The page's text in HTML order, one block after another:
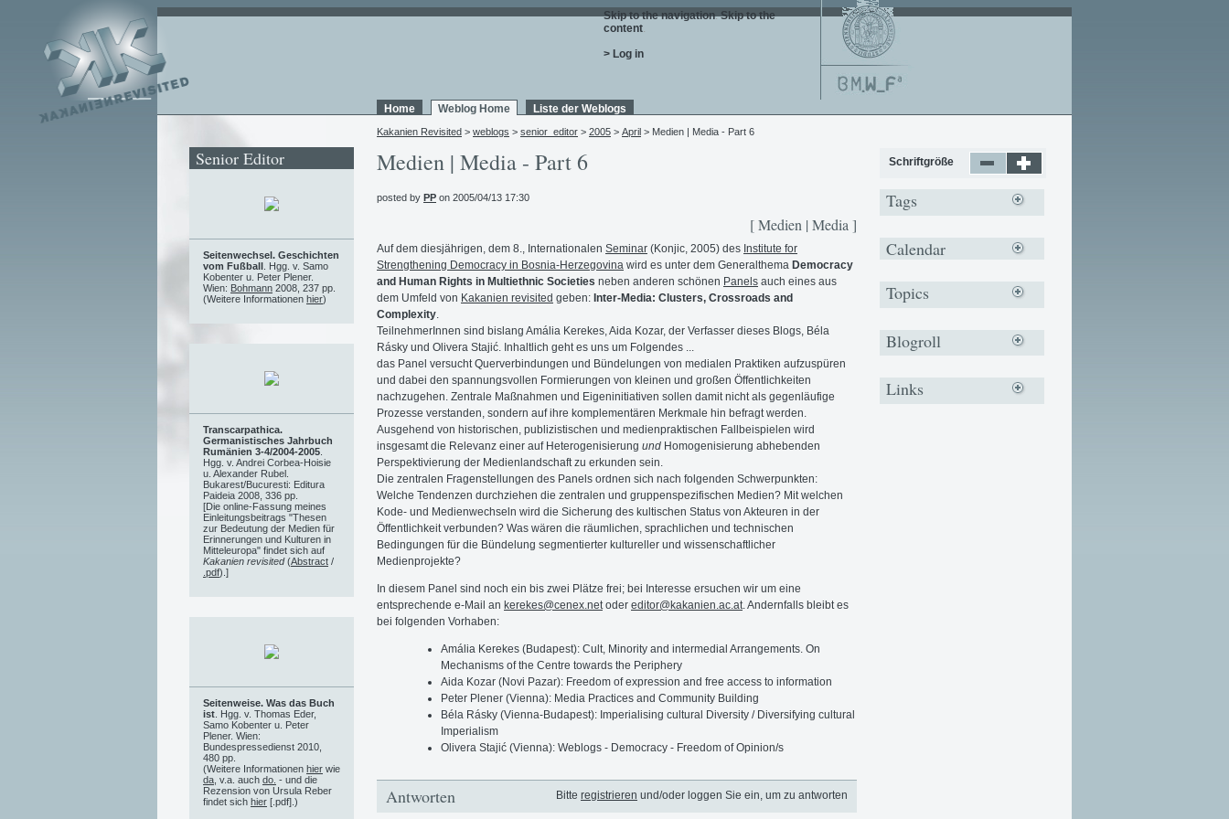
Skip to the navigation. Skip to the
content.
> Log in
Home Weblog Home Liste der Weblogs
Kakanien Revisited > weblogs > senior_editor > 2005 > April > Medien | Media - Part 6
Medien | Media - Part 6
posted by PP on 2005/04/13 17:30
[ Medien | Media ]
Auf dem diesjährigen, dem 8., Internationalen Seminar (Konjic, 2005) des Institute for
Strengthening Democracy in Bosnia-Herzegovina wird es unter dem Generalthema Democracy
and Human Rights in Multiethnic Societies neben anderen schönen Panels auch eines aus
dem Umfeld von Kakanien revisited geben: Inter-Media: Clusters, Crossroads and
Complexity
TeilnehmerInnen sind bislang Amália Kerekes, Aida Kozar, der Verfasser dieses Blogs, Béla
Rásky und Olivera Stajić. Inhaltlich geht es uns um Folgendes ...
das Panel versucht Querverbindungen und Bündelungen von medialen Praktiken aufzuspüren
und dabei den spannungsvollen Formierungen von kleinen und großen Öffentlichkeiten
nachzugehen. Zentrale Maßnahmen und Eigeninitiativen sollen damit nicht als gegenläufige
Prozesse verstanden, sondern auf ihre komplementären Merkmale hin befragt werden.
Ausgehend von historischen, publizistischen und medienpraktischen Fallbeispielen wird
insgesamt die Relevanz einer auf Heterogenisierung und Homogenisierung abhebenden
Perspektivierung der Medienlandschaft zu erkunden sein.
Die zentralen Fragenstellungen des Panels ordnen sich nach folgenden Schwerpunkten:
Welche Tendenzen durchziehen die zentralen und gruppenspezifischen Medien? Mit welchen
Kode- und Medienwechseln wird die Sicherung des kultischen Status von Akteuren in der
Öffentlichkeit verbunden? Was wären die räumlichen, sprachlichen und technischen
Bedingungen für die Bündelung segmentierter kultureller und wissenschaftlicher
Medienprojekte?
In diesem Panel sind noch ein bis zwei Plätze frei; bei Interesse ersuchen wir um eine
entsprechende e-Mail an kerekes@cenex.net oder editor@kakanien.ac.at . Andernfalls bleibt es
bei folgenden Vorhaben:
Amália Kerekes (Budapest): Cult, Minority and intermedial Arrangements. On
Mechanisms of the Centre towards the Periphery
Aida Kozar (Novi Pazar): Freedom of expression and free access to information
Peter Plener (Vienna): Media Practices and Community Building
Béla Rásky (Vienna-Budapest): Imperialising cultural Diversity / Diversifying cultural
Imperialism
Olivera Stajić (Vienna): Weblogs - Democracy - Freedom of Opinion/s
Bitte registrieren und/oder loggen Sie ein, um zu antworten
Antworten
Senior Editor
Seitenwechsel. Geschichten
vom Fußball . Hgg. v. Samo
Kobenter u. Peter Plener.
Wien: Bohmann 2008, 237 pp.
(Weitere Informationen hier)
Transcarpathica.
Germanistisches Jahrbuch
Rumänien 3-4/2004-2005
Hgg. v. Andrei Corbea-Hoisie
u. Alexander Rubel.
Bukarest/Bucuresti: Editura
Paideia 2008, 336 pp.
[Die online-Fassung meines
Einleitungsbeitrags "Thesen
zur Bedeutung der Medien für
Erinnerungen und Kulturen in
Mitteleuropa" findet sich auf
Kakanien revisited(Abstract /
.pdf).]
Seitenweise. Was das Buch
ist . Hgg. v. Thomas Eder,
Samo Kobenter u. Peter
Plener. Wien:
Bundespressedienst 2010,
480 pp.
(Weitere Informationen hier wie
da , v.a. auch do. - und die
Rezension von Ursula Reber
findet sich hier [.pdf].)
Schriftgröße
Tags
Calendar
Topics
Blogroll
Links